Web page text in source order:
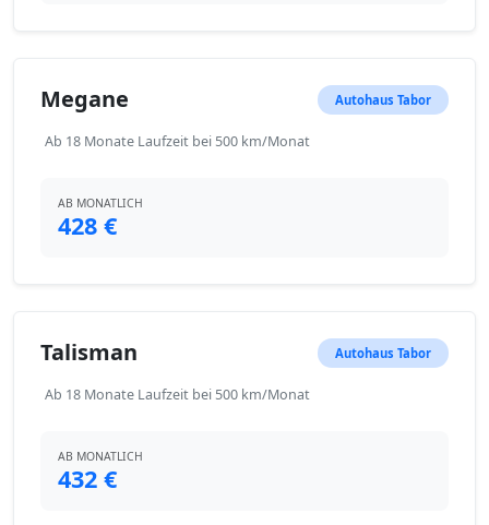
Megane Autohaus Tabor
Ab 18 Monate Laufzeit bei 500 km/Monat
AB MONATLICH
428 €
Talisman Autohaus Tabor
Ab 18 Monate Laufzeit bei 500 km/Monat
AB MONATLICH
432 €